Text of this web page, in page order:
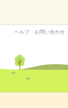
ヘルプ・お問い合わせ